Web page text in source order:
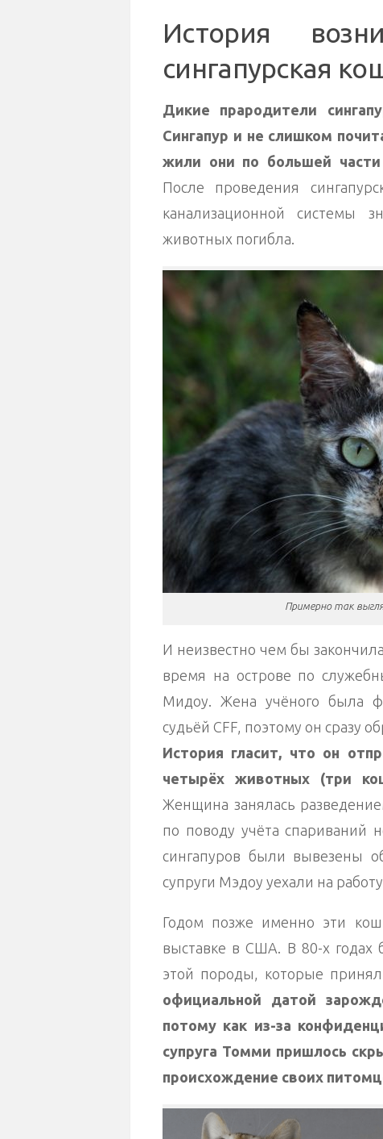
История
сингапурская
Дикие прародители
Сингапур и не слишком
жили они по большей
После проведения
канализационной системы
животных погибла.
Примерно так
И неизвестно чем бы
время на острове по
Мидоу. Жена учёного была
судьёй CFF, поэтому он сразу
История гласит, что он
четырёх животных (три
Женщина занялась
по поводу учёта спариваний
сингапуров были вывезены
супруги Мэдоу уехали на работу.
Годом позже именно эти
выставке в США. В 80-х годах
этой породы, которые
официальной датой
потому как из-за
супруга Томми пришлось
происхождение своих